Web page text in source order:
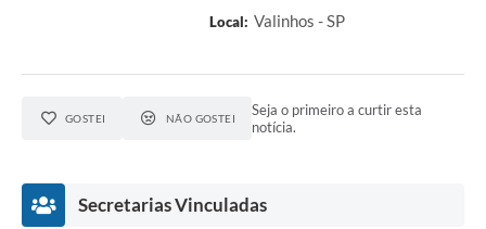
Local: Valinhos - SP
GOSTEI NÃO GOSTEI
Seja o primeiro a curtir esta
notícia.
Secretarias Vinculadas